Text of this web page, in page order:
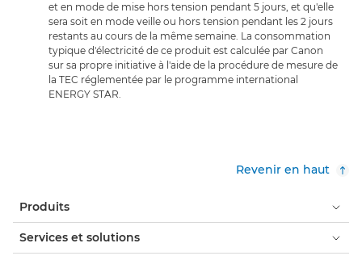
et en mode de mise hors tension pendant 5 jours, et qu'elle
sera soit en mode veille ou hors tension pendant les 2 jours
restants au cours de la même semaine. La consommation
typique d'électricité de ce produit est calculée par Canon
sur sa propre initiative à l'aide de la procédure de mesure de
la TEC réglementée par le programme international
ENERGY STAR.
Revenir en haut
Produits
Services et solutions